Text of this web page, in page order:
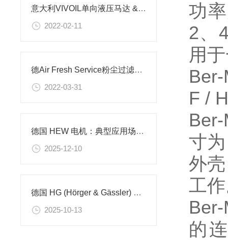
意大利VIVOIL单向液压马达 &法兰
2022-02-11
德Air Fresh Service粉尘过滤器和筒式过滤器
2022-03-31
德国 HEW 电机：典型应用场景与行业适配解析
2025-12-10
德国 HG (Hörger & Gässler) 公司产品简介及使用场景
2025-10-13
功
2、
用
F /
寸
外
工
的